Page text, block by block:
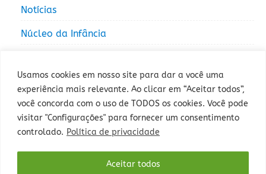
Usamos cookies em nosso site para dar a você uma
experiência mais relevante. Ao clicar em “Aceitar todos”,
você concorda com o uso de TODOS os cookies. Você pode
visitar "Configurações" para fornecer um consentimento
controlado. Política de privacidade
Aceitar todos
Notícias
Núcleo da Infância
Rua Sepé Tiaraju, 1013 - Bairro Santa Tereza, Porto Alegre - RS -